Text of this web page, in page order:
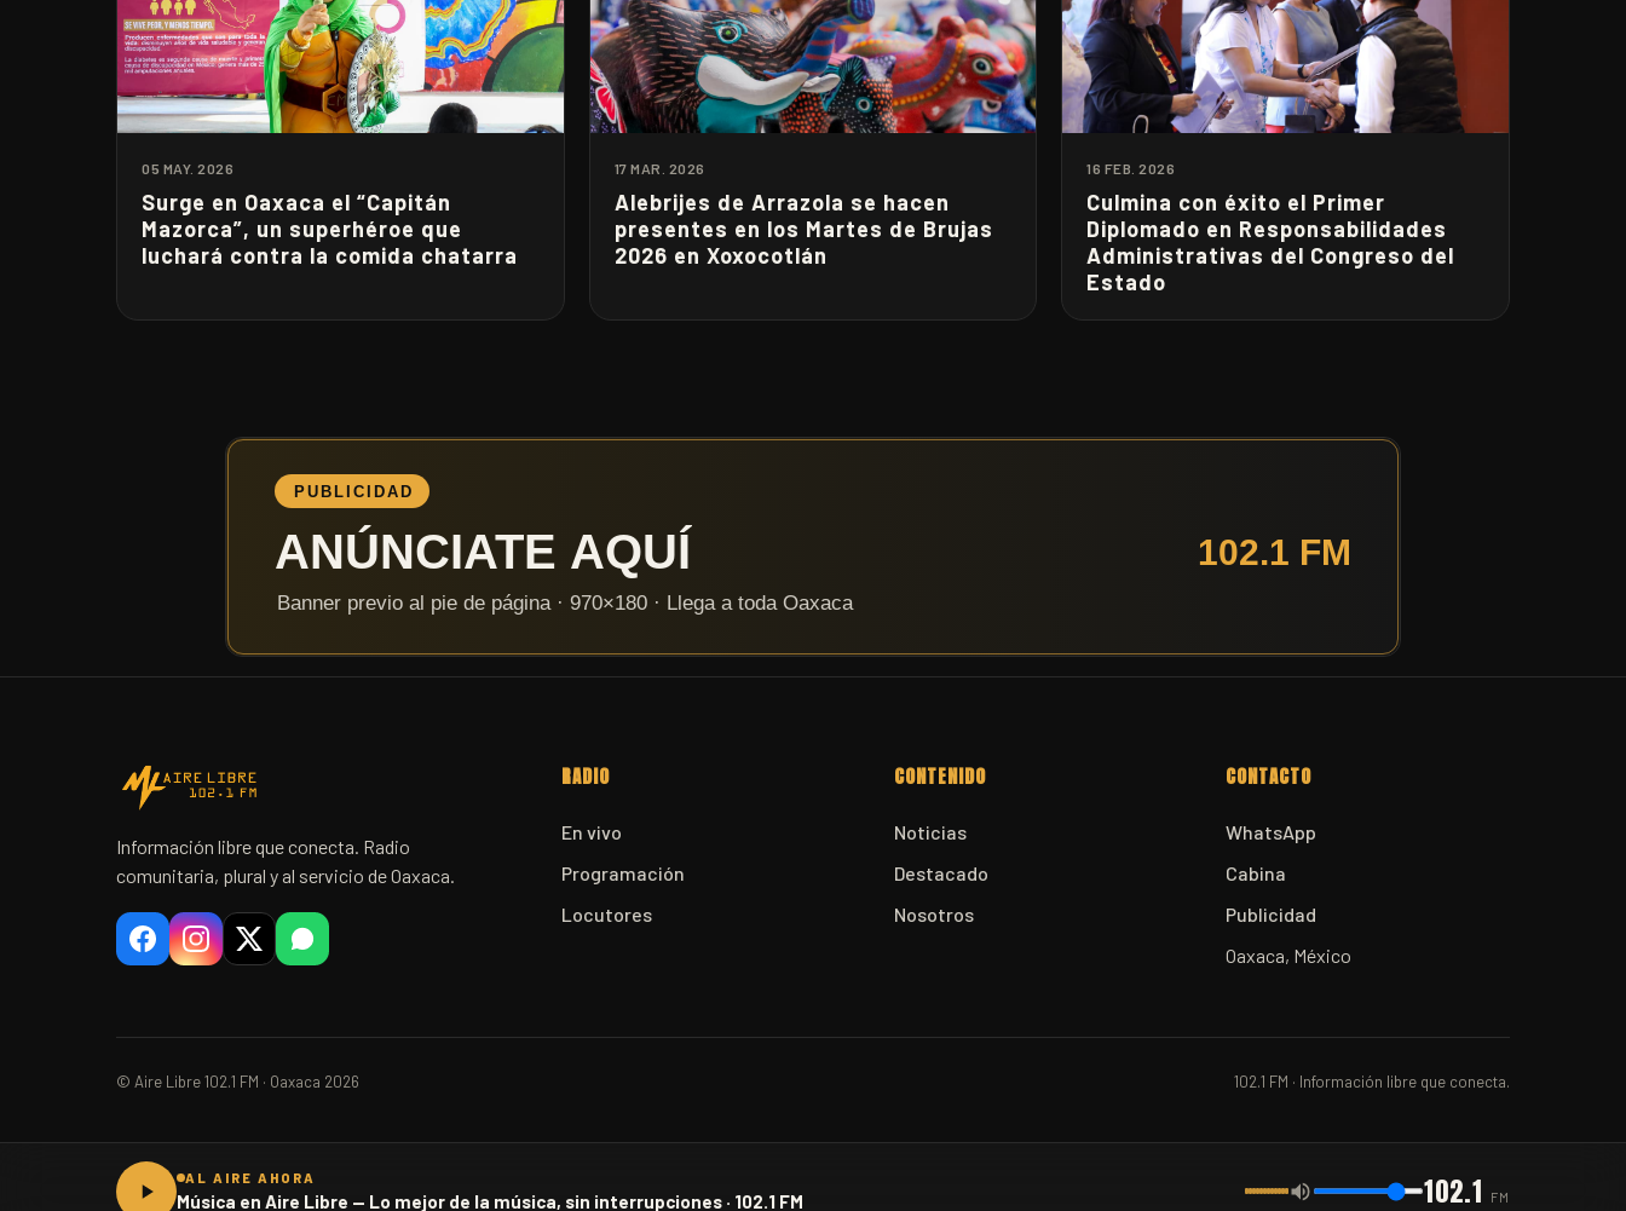
05 MAY. 2026
Surge en Oaxaca el “Capitán
Mazorca”, un superhéroe que
luchará contra la comida chatarra
17 MAR. 2026
Alebrijes de Arrazola se hacen
presentes en los Martes de Brujas
2026 en Xoxocotlán
16 FEB. 2026
Culmina con éxito el Primer
Diplomado en Responsabilidades
Administrativas del Congreso del
Estado
Información libre que conecta. Radio
comunitaria, plural y al servicio de Oaxaca.
RADIO
En vivo
Programación
Locutores
CONTENIDO
Noticias
Destacado
Nosotros
CONTACTO
WhatsApp
Cabina
Publicidad
Oaxaca, México
© Aire Libre 102.1 FM · Oaxaca 2026 102.1 FM · Información libre que conecta.
AL AIRE AHORA
Música en Aire Libre — Lo mejor de la música, sin interrupciones · 102.1 FM 102.1 FM